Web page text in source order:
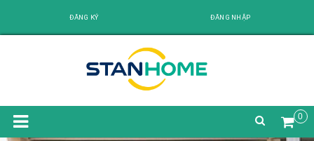
ĐĂNG KÝ ĐĂNG NHẬP
0